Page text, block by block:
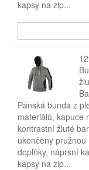
kapsy na zip...
Pánská bunda z
materiálů, kapuce
kontrastní žluté
ukončeny
doplňky, náprsní
kapsy na zip...